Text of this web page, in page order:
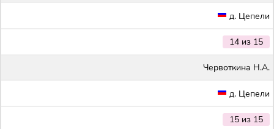
д. Цепели
14 из 15
Червоткина Н.А.
д. Цепели
15 из 15